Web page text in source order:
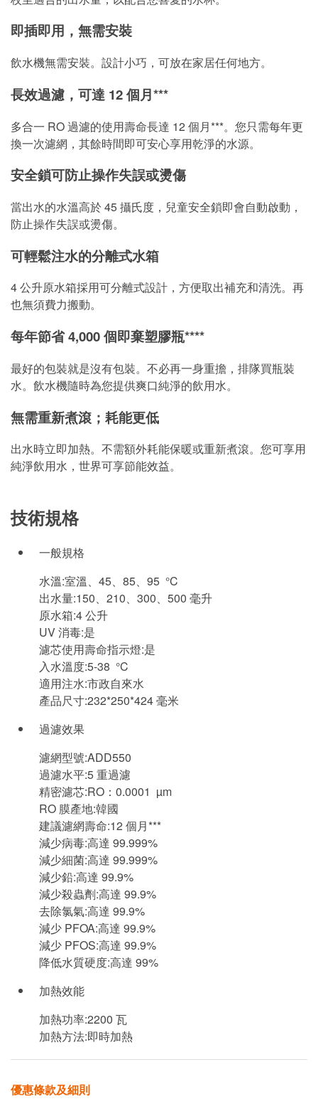
即插即用，無需安裝
飲水機無需安裝。設計小巧，可放在家居任何地方。
長效過濾，可達 12 個月***
多合一 RO 過濾的使用壽命長達 12 個月***。您只需每年更
換一次濾網，其餘時間即可安心享用乾淨的水源。
安全鎖可防止操作失誤或燙傷
當出水的水溫高於 45 攝氏度，兒童安全鎖即會自動啟動，
防止操作失誤或燙傷。
可輕鬆注水的分離式水箱
4 公升原水箱採用可分離式設計，方便取出補充和清洗。再
也無須費力搬動。
每年節省 4,000 個即棄塑膠瓶****
最好的包裝就是沒有包裝。不必再一身重擔，排隊買瓶裝
水。飲水機隨時為您提供爽口純淨的飲用水。
無需重新煮滾；耗能更低
出水時立即加熱。不需額外耗能保暖或重新煮滾。您可享用
純淨飲用水，世界可享節能效益。
技術規格
一般規格
水溫:室溫、45、85、95 °C
出水量:150、210、300、500 毫升
原水箱:4 公升
UV 消毒:是
濾芯使用壽命指示燈:是
入水溫度:5-38 °C
適用注水:市政自來水
產品尺寸:232*250*424 毫米
過濾效果
濾網型號:ADD550
過濾水平:5 重過濾
精密濾芯:RO：0.0001 µm
RO 膜產地:韓國
建議濾網壽命:12 個月***
減少病毒:高達 99.999%
減少細菌:高達 99.999%
減少鉛:高達 99.9%
減少殺蟲劑:高達 99.9%
去除氯氣:高達 99.9%
減少 PFOA:高達 99.9%
減少 PFOS:高達 99.9%
降低水質硬度:高達 99%
加熱效能
加熱功率:2200 瓦
加熱方法:即時加熱
優惠條款及細則